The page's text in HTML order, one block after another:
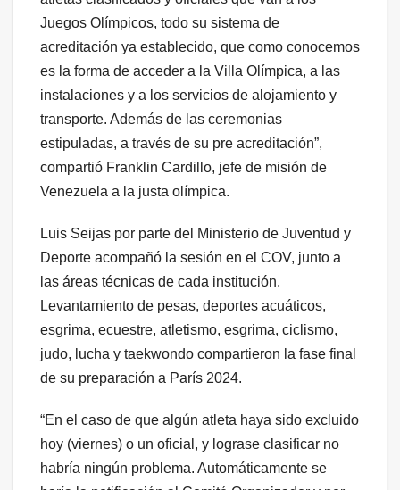
Juegos Olímpicos, todo su sistema de
acreditación ya establecido, que como conocemos
es la forma de acceder a la Villa Olímpica, a las
instalaciones y a los servicios de alojamiento y
transporte. Además de las ceremonias
estipuladas, a través de su pre acreditación”,
compartió Franklin Cardillo, jefe de misión de
Venezuela a la justa olímpica.
Luis Seijas por parte del Ministerio de Juventud y
Deporte acompañó la sesión en el COV, junto a
las áreas técnicas de cada institución.
Levantamiento de pesas, deportes acuáticos,
esgrima, ecuestre, atletismo, esgrima, ciclismo,
judo, lucha y taekwondo compartieron la fase final
de su preparación a París 2024.
“En el caso de que algún atleta haya sido excluido
hoy (viernes) o un oficial, y lograse clasificar no
habría ningún problema. Automáticamente se